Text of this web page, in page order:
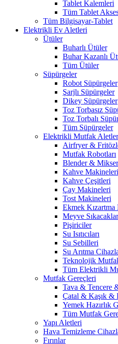
Tablet Kalemleri
Tüm Tablet
Tüm Bilgisayar-Tablet
Elektrikli Ev Aletleri
Ütüler
Buharlı Ütüler
Buhar Kazanlı
Tüm Ütüler
Süpürgeler
Robot Süpürgeler
Şarjlı Süpürgeler
Dikey Süpürgeler
Toz Torbasız
Toz Torbalı
Tüm Süpürgeler
Elektrikli Mutfak
Airfryer &
Mutfak Robotları
Blender &
Kahve Makineleri
Kahve Çeşitleri
Çay Makineleri
Tost Makineleri
Ekmek Kızartma
Meyve
Pişiriciler
Su Isıtıcıları
Su Sebilleri
Su Arıtma
Teknolojik
Tüm Elektrikli
Mutfak Gereçleri
Tava & Tencere
Çatal & Kaşık &
Yemek Hazırlık
Tüm Mutfak
Yapı Aletleri
Hava Temizleme
Fırınlar